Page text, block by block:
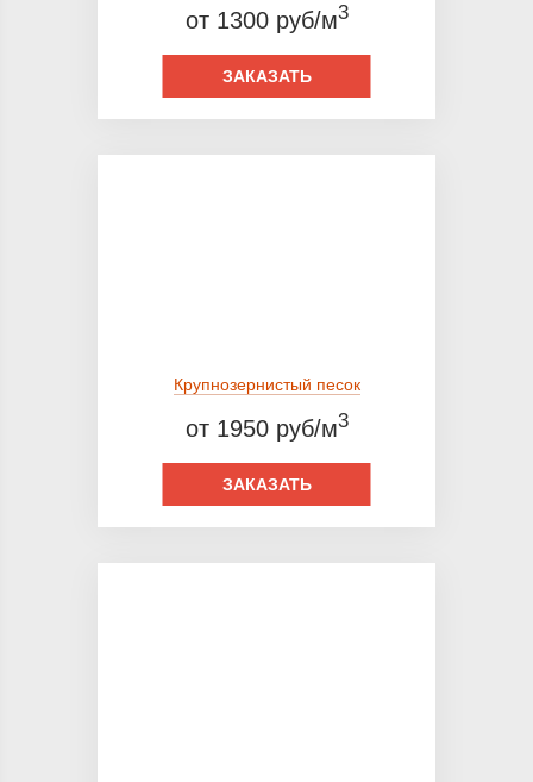
от 1300 руб/м3
ЗАКАЗАТЬ
Крупнозернистый песок
от 1950 руб/м3
ЗАКАЗАТЬ